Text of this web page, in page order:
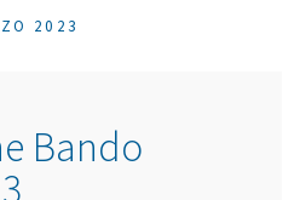
2023
Bando